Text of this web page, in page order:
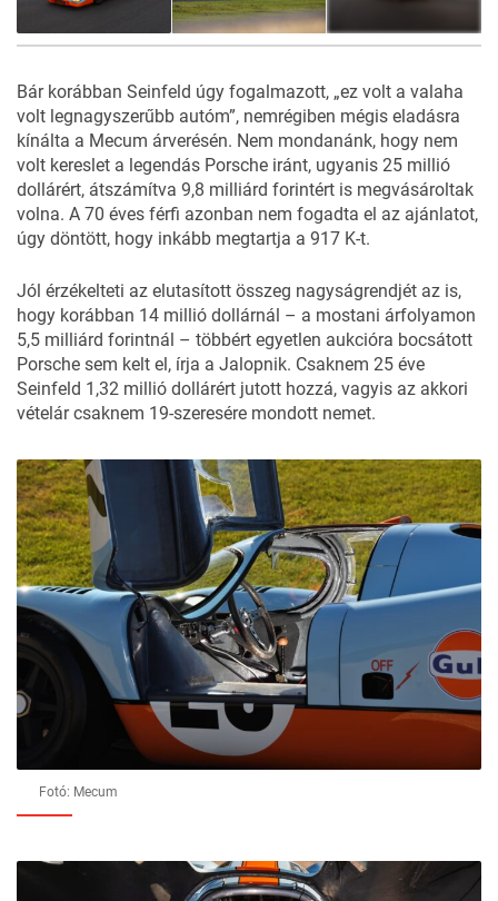
Bár korábban Seinfeld úgy fogalmazott, „ez volt a valaha
volt legnagyszerűbb autóm”, nemrégiben mégis eladásra
kínálta a Mecum árverésén. Nem mondanánk, hogy nem
volt kereslet a legendás Porsche iránt, ugyanis 25 millió
dollárért, átszámítva 9,8 milliárd forintért is megvásároltak
volna. A 70 éves férfi azonban nem fogadta el az ajánlatot,
úgy döntött, hogy inkább megtartja a 917 K-t.
Jól érzékelteti az elutasított összeg nagyságrendjét az is,
hogy korábban 14 millió dollárnál – a mostani árfolyamon
5,5 milliárd forintnál – többért egyetlen aukcióra bocsátott
Porsche sem kelt el, írja a Jalopnik. Csaknem 25 éve
Seinfeld 1,32 millió dollárért jutott hozzá, vagyis az akkori
vételár csaknem 19-szeresére mondott nemet.
Fotó: Mecum